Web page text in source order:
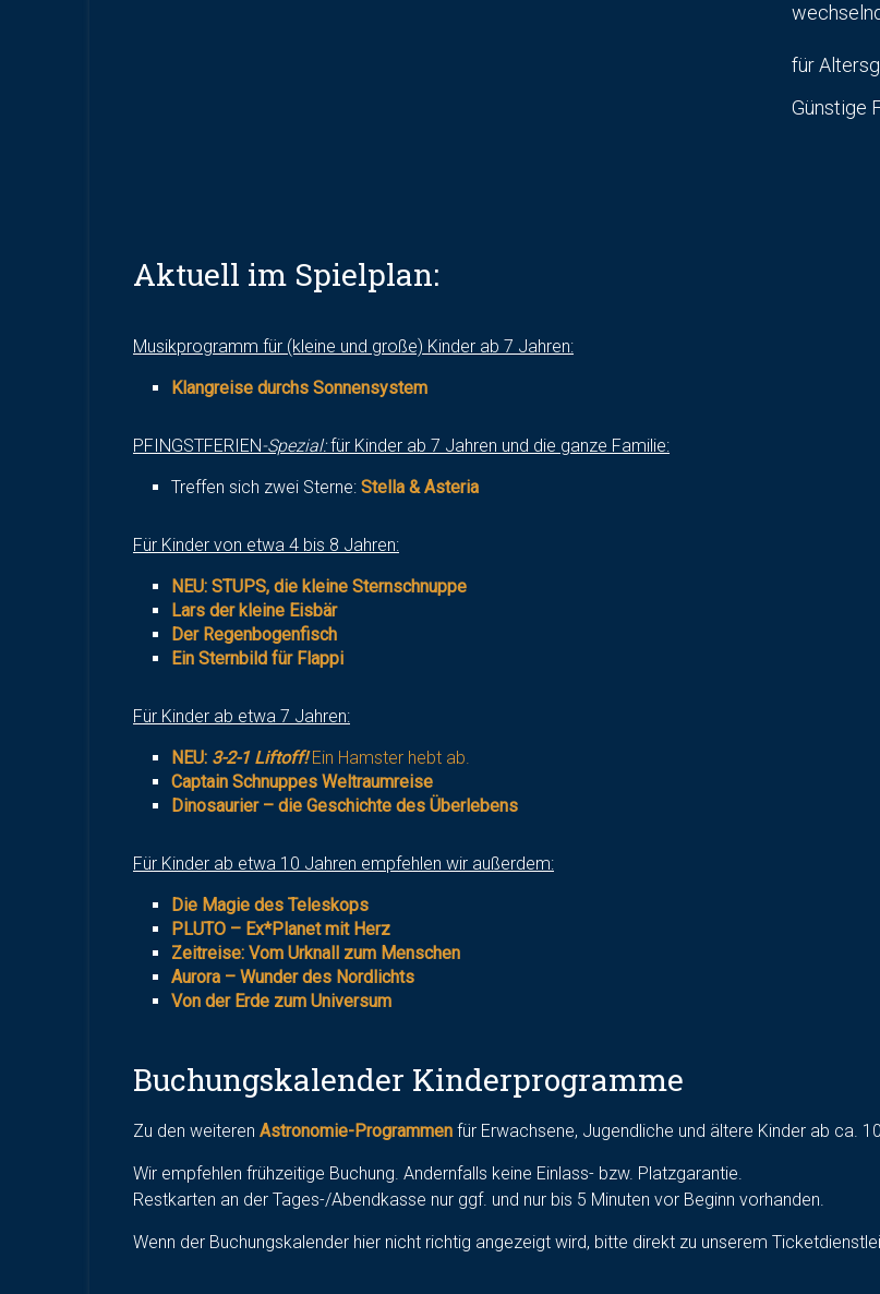
für
Günstige
Aktuell im Spielplan:
Musikprogramm für (kleine und große) Kinder ab 7 Jahren:
Klangreise durchs Sonnensystem
PFINGSTFERIEN-Spezial:für Kinder ab 7 Jahren und die ganze Familie:
Treffen sich zwei Sterne: Stella & Asteria
Für Kinder von etwa 4 bis 8 Jahren:
NEU: STUPS, die kleine Sternschnuppe
Lars der kleine Eisbär
Der Regenbogenfisch
Ein Sternbild für Flappi
Für Kinder ab etwa 7 Jahren:
NEU: 3-2-1 Liftoff!Ein Hamster hebt ab.
Captain Schnuppes Weltraumreise
Dinosaurier – die Geschichte des Überlebens
Für Kinder ab etwa 10 Jahren empfehlen wir außerdem:
Die Magie des Teleskops
PLUTO – Ex*Planet mit Herz
Zeitreise: Vom Urknall zum Menschen
Aurora – Wunder des Nordlichts
Von der Erde zum Universum
Buchungskalender Kinderprogramme
Zu den weiteren Astronomie-Programmen für Erwachsene, Jugendliche und ältere Kinder ab ca.
Wir empfehlen frühzeitige Buchung. Andernfalls keine Einlass- bzw. Platzgarantie.
Restkarten an der Tages-/Abendkasse nur ggf. und nur bis 5 Minuten vor Beginn vorhanden.
Wenn der Buchungskalender hier nicht richtig angezeigt wird, bitte direkt zu unserem